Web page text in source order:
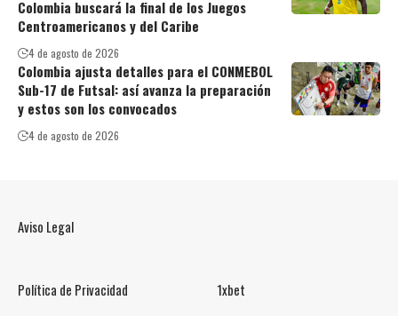
Colombia buscará la final de los Juegos
Centroamericanos y del Caribe
4 de agosto de 2026
Colombia ajusta detalles para el CONMEBOL
Sub-17 de Futsal: así avanza la preparación
y estos son los convocados
4 de agosto de 2026
Aviso Legal
Política de Privacidad 1xbet